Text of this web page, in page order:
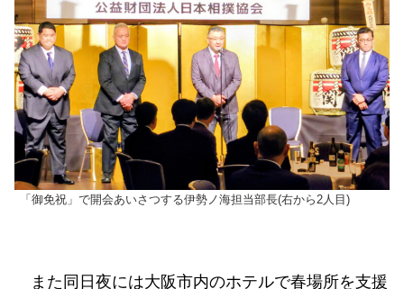
「御免祝」で開会あいさつする伊勢ノ海担当部長(右から2人目)
また同日夜には大阪市内のホテルで春場所を支援